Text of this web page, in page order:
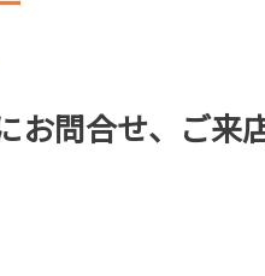
お問合せ、ご来